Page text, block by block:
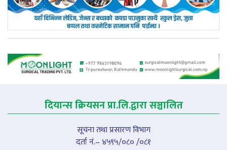
दियान्स क्रियसन प्रा.लि.द्वारा सञ्चालित
सूचना तथा प्रसारण विभाग
दर्ता नं.– ४५९५/०८० /०८१